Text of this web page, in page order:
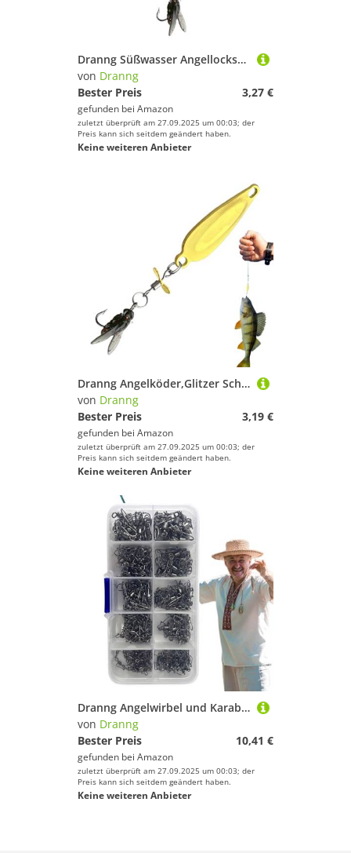
Dranng Süßwasser Angellockstäbe | Glitzer Schwimmköder mit schwebender Schwanzflosse,Realistischer Schwimmköder Fliegenfischen Ausrüstung für Meer Kajak Fluss Süßwasser Salzwasser Anfänger und
von Dranng
Bester Preis
3,27 €
gefunden bei Amazon
zuletzt überprüft am 27.09.2025 um 00:03; der
Preis kann sich seitdem geändert haben.
Keine weiteren Anbieter
Dranng Angelköder,Glitzer Schwimmköder mit schwebender Schwanzflosse - Realistischer Schwimmköder Fliegenfischen Ausrüstung für Meer Kajak Fluss Süßwasser Salzwasser Anfänger und erfahrene Angler
von Dranng
Bester Preis
3,19 €
gefunden bei Amazon
zuletzt überprüft am 27.09.2025 um 00:03; der
Preis kann sich seitdem geändert haben.
Keine weiteren Anbieter
Dranng Angelwirbel und Karabiner, Kugellagerwirbel,Salzwasser-Kugellager-Schwenk-Sicherheitsverschlüsse | Angelgerät, Rolling Connector Wirbel, 210-teiliges Angelzubehör für
von Dranng
Bester Preis
10,41 €
gefunden bei Amazon
zuletzt überprüft am 27.09.2025 um 00:03; der
Preis kann sich seitdem geändert haben.
Keine weiteren Anbieter